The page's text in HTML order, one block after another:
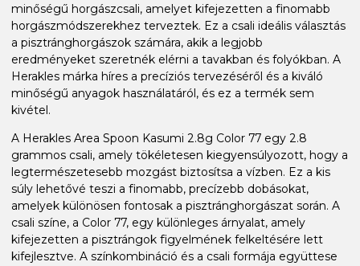
minőségű horgászcsali, amelyet kifejezetten a finomabb
horgászmódszerekhez terveztek. Ez a csali ideális választás
a pisztránghorgászok számára, akik a legjobb
eredményeket szeretnék elérni a tavakban és folyókban. A
Herakles márka híres a precíziós tervezéséről és a kiváló
minőségű anyagok használatáról, és ez a termék sem
kivétel.
A Herakles Area Spoon Kasumi 2.8g Color 77 egy 2.8
grammos csali, amely tökéletesen kiegyensúlyozott, hogy a
legtermészetesebb mozgást biztosítsa a vízben. Ez a kis
súly lehetővé teszi a finomabb, precízebb dobásokat,
amelyek különösen fontosak a pisztránghorgászat során. A
csali színe, a Color 77, egy különleges árnyalat, amely
kifejezetten a pisztrángok figyelmének felkeltésére lett
kifejlesztve. A színkombináció és a csali formája együttese